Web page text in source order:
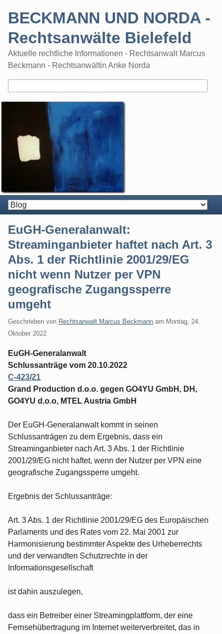
BECKMANN UND NORDA -
Rechtsanwälte Bielefeld
Aktuelle rechtliche Informationen - Rechtsanwalt Marcus
Beckmann - Rechtsanwältin Anke Norda
EuGH-Generalanwalt:
Streaminganbieter haftet nach Art. 3
Abs. 1 der Richtlinie 2001/29/EG
nicht wenn Nutzer per VPN
geografische Zugangssperre
umgeht
Geschrieben von Rechtsanwalt Marcus Beckmann am Montag, 24.
Oktober 2022
EuGH-Generalanwalt
Schlussanträge vom 20.10.2022
C‑423/21
Grand Production d.o.o. gegen GO4YU GmbH, DH,
GO4YU d.o.o, MTEL Austria GmbH
Der EuGH-Generalanwalt kommt in seinen
Schlussanträgen zu dem Ergebnis, dass ein
Streaminganbieter nach Art. 3 Abs. 1 der Richtlinie
2001/29/EG nicht haftet, wenn der Nutzer per VPN eine
geografische Zugangssperre umgeht.
Ergebnis der Schlussanträge:
Art. 3 Abs. 1 der Richtlinie 2001/29/EG des Europäischen
Parlaments und des Rates vom 22. Mai 2001 zur
Harmonisierung bestimmter Aspekte des Urheberrechts
und der verwandten Schutzrechte in der
Informationsgesellschaft
ist dahin auszulegen,
dass ein Betreiber einer Streamingplattform, der eine
Fernsehübertragung im Internet weiterverbreitet, das in